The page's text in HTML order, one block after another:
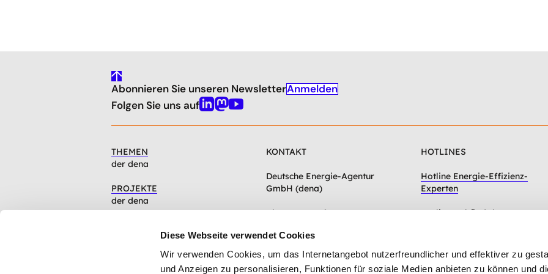
Diese Webseite verwendet Cookies
Wir verwenden Cookies, um das Internetangebot nutzerfreundlicher und effektiver zu
und Anzeigen zu personalisieren, Funktionen für soziale Medien anbieten zu können und
gehe
nach
oben
Abonnieren Sie unseren NewsletterAnmelden
Folgen Sie uns aufLinkedin
Mastodon
Youtube
THEMEN
der dena
PROJEKTE
der dena
Artikel, Events, Presse
KONTAKT
Deutsche Energie-Agentur
GmbH (dena)
Chausseestraße 128a
Zum Kontaktformular
HOTLINES
Hotline Energie-Effizienz-
Experten
Hotline Gebäudeforum